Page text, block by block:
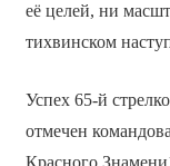
её целей, ни
тихвинском
Успех 65-й
отмечен